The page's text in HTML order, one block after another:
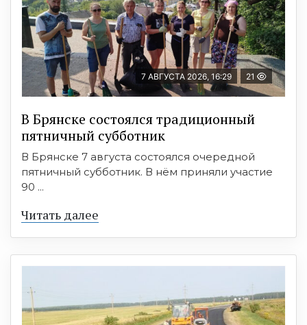
7 АВГУСТА 2026, 16:29 21
В Брянске состоялся традиционный
пятничный субботник
В Брянске 7 августа состоялся очередной
пятничный субботник. В нём приняли участие
90 ...
Читать далее